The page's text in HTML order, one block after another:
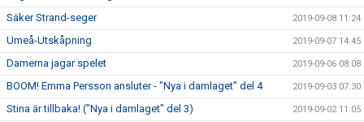
Säker Strand-seger 2019-09-08 11:24
Umeå-Utskåpning 2019-09-07 14:45
Damerna jagar spelet 2019-09-06 08:08
BOOM! Emma Persson ansluter - "Nya i damlaget" del 4 2019-09-03 07:30
Stina är tillbaka! ("Nya i damlaget" del 3) 2019-09-02 11:05